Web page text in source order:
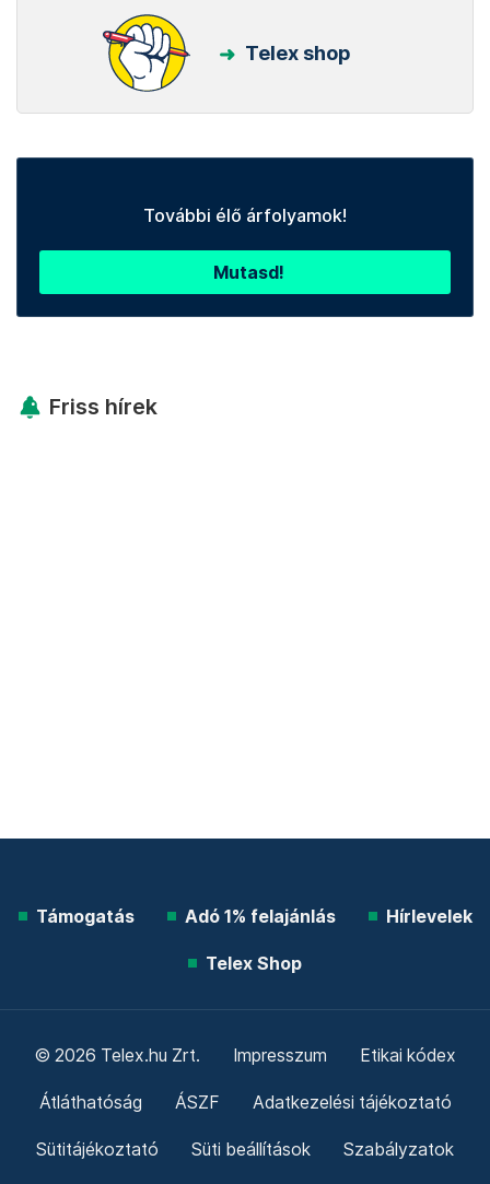
Telex shop
További élő árfolyamok!
Mutasd!
Friss hírek
Támogatás Adó 1% felajánlás Hírlevelek
Telex Shop
© 2026 Telex.hu Zrt. Impresszum Etikai kódex
Átláthatóság ÁSZF Adatkezelési tájékoztató
Sütitájékoztató Süti beállítások Szabályzatok